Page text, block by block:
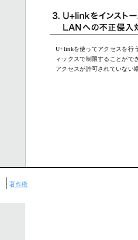
U+linkを使ってアクセスを行
ィックスで制限することがで
アクセスが許可されていない
│著作権